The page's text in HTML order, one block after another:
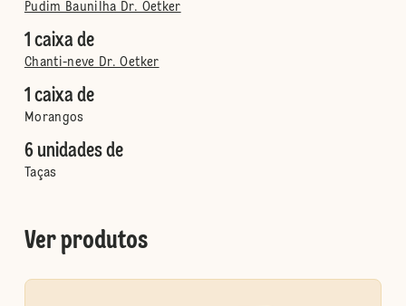
Pudim Baunilha Dr. Oetker
1 caixa de
Chanti-neve Dr. Oetker
1 caixa de
Morangos
6 unidades de
Taças
Ver produtos